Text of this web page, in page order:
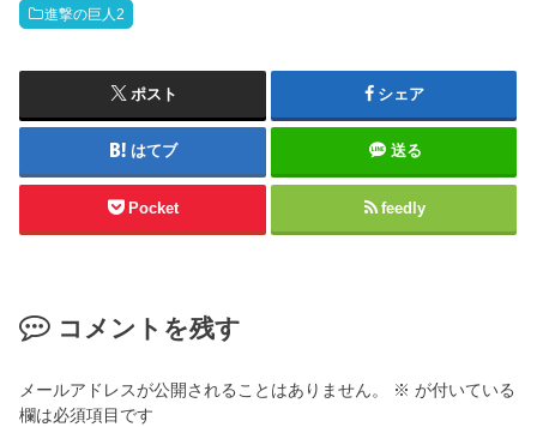
進撃の巨人2
ポスト シェア
はてブ 送る
Pocket feedly
コメントを残す
メールアドレスが公開されることはありません。 ※ が付いている
欄は必須項目です